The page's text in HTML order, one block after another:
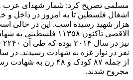
مسلمی تصریح کرد: شمار شهدای عرب
هزار شهید رسیده است. این در حالی
الاقصی تاکنون ۱۱۳۵۸
مجروح شدند.